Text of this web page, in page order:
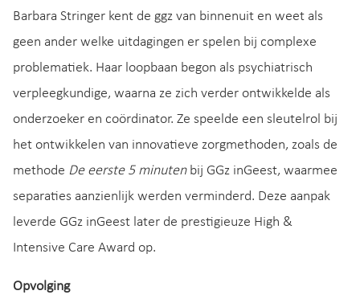
Barbara Stringer kent de ggz van binnenuit en weet als
geen ander welke uitdagingen er spelen bij complexe
problematiek. Haar loopbaan begon als psychiatrisch
verpleegkundige, waarna ze zich verder ontwikkelde als
onderzoeker en coördinator. Ze speelde een sleutelrol bij
het ontwikkelen van innovatieve zorgmethoden, zoals de
methode De eerste 5 minutenbij GGz inGeest, waarmee
separaties aanzienlijk werden verminderd. Deze aanpak
leverde GGz inGeest later de prestigieuze High &
Intensive Care Award op.
Opvolging